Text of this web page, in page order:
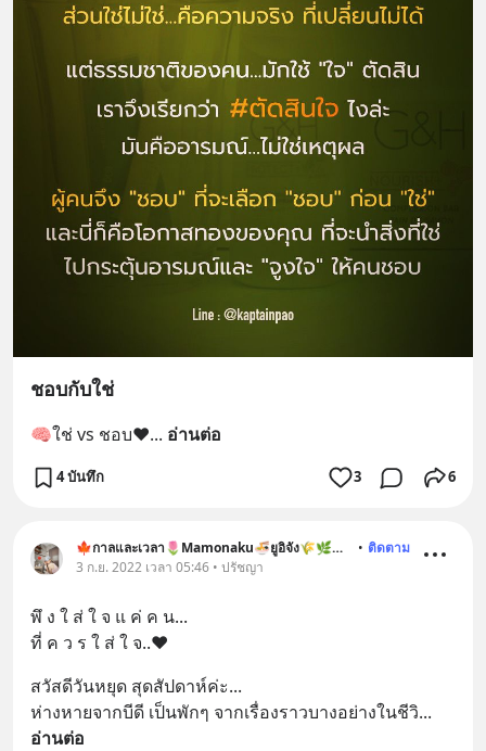
ชอบกับใช่
🧠ใช่ vs ชอบ❤️... อ่านต่อ
4 บันทึก 3 6
🍁กาลและเวลา🌷Mamonaku🍜ยูอิจัง🌾🌿🐶🐱 • ติดตาม
3 ก.ย. 2022 เวลา 05:46 • ปรัชญา
พึ ง ใ ส่ ใ จ แ ค่ ค น...
ที่ ค ว ร ใ ส่ ใ จ..❤️
สวัสดีวันหยุด สุดสัปดาห์ค่ะ...
ห่างหายจากบีดี เป็นพักๆ จากเรื่องราวบางอย่างในชีวิ
อ่านต่อ